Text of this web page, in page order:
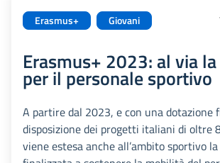
Erasmus+ Giovani
Erasmus+ 2023: al via
per il personale sportivo
A partire dal 2023, e con una dotazione
disposizione dei progetti italiani di oltre
viene estesa anche all’ambito sportivo